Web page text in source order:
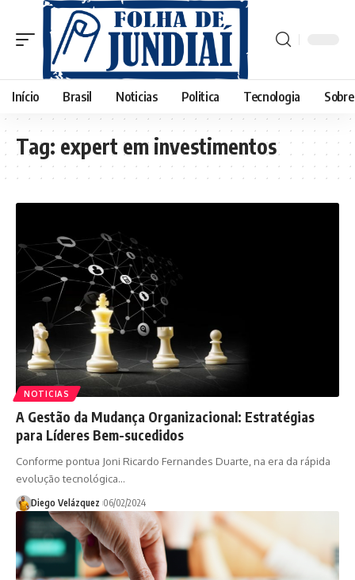
Início Brasil Noticias Politica Tecnologia
Tag: expert em investimentos
NOTICIAS
A Gestão da Mudança Organizacional: Estratégias
para Líderes Bem-sucedidos
Conforme pontua Joni Ricardo Fernandes Duarte, na era da rápida
evolução tecnológica…
Diego Velázquez 06/02/2024